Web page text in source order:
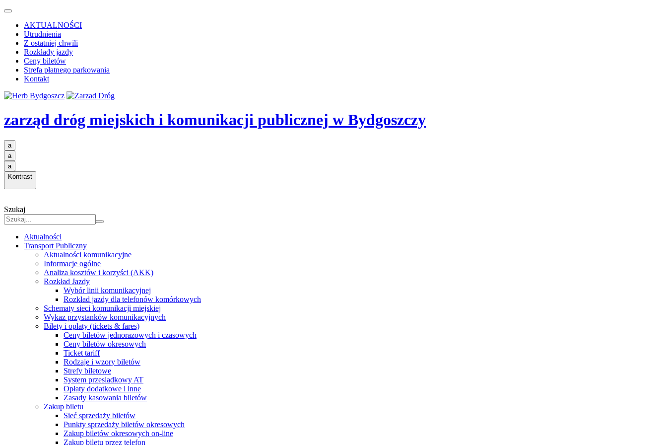
AKTUALNOŚCI
Utrudnienia
Z ostatniej chwili
Rozkłady jazdy
Ceny biletów
Strefa płatnego parkowania
Kontakt
zarząd dróg miejskich i komunikacji publicznej w Bydgoszczy
a
a
a
Kontrast
Szukaj
Aktualności
Transport Publiczny
Aktualności komunikacyjne
Informacje ogólne
Analiza kosztów i korzyści (AKK)
Rozkład Jazdy
Wybór linii komunikacyjnej
Rozkład jazdy dla telefonów komórkowych
Schematy sieci komunikacji miejskiej
Wykaz przystanków komunikacyjnych
Bilety i opłaty (tickets & fares)
Ceny biletów jednorazowych i czasowych
Ceny biletów okresowych
Ticket tariff
Rodzaje i wzory biletów
Strefy biletowe
System przesiadkowy AT
Opłaty dodatkowe i inne
Zasady kasowania biletów
Zakup biletu
Sieć sprzedaży biletów
Punkty sprzedaży biletów okresowych
Zakup biletów okresowych on-line
Zakup biletu przez telefon